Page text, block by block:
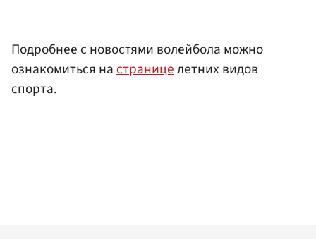
Подробнее с новостями волейбола можно
ознакомиться на страницелетних видов
спорта.